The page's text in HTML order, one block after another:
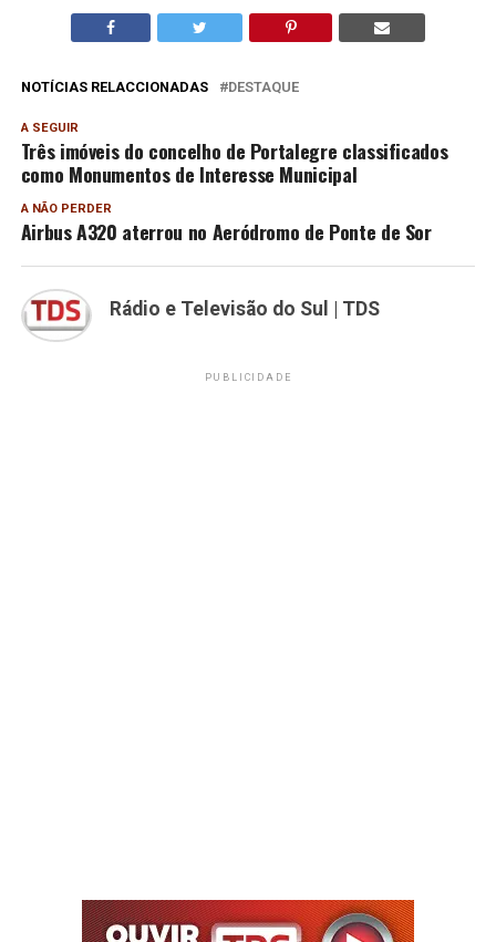
NOTÍCIAS RELACCIONADAS DESTAQUE
A SEGUIR
Três imóveis do concelho de Portalegre classificados
como Monumentos de Interesse Municipal
A NÃO PERDER
Airbus A320 aterrou no Aeródromo de Ponte de Sor
Rádio e Televisão do Sul | TDS
PUBLICIDADE